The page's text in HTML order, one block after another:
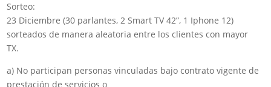
Sorteo:
23 Diciembre (30 parlantes, 2 Smart TV 42”, 1 Iphone 12)
sorteados de manera aleatoria entre los clientes con mayor
TX.
a) No participan personas vinculadas bajo contrato vigente de
prestación de servicios o